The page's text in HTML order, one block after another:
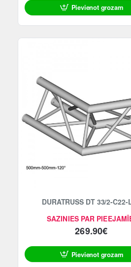
Pievienot grozam
SAZINIES PAR
DURATRUSS DT 33/2-C22-
269.90€
Pievienot grozam